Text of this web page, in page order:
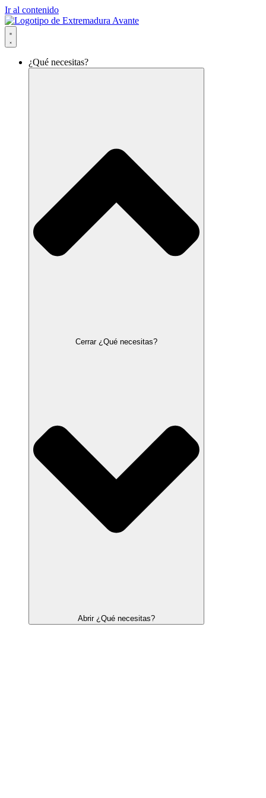
Ir al contenido
¿Qué necesitas?
Cerrar ¿Qué necesitas?
Abrir ¿Qué necesitas?